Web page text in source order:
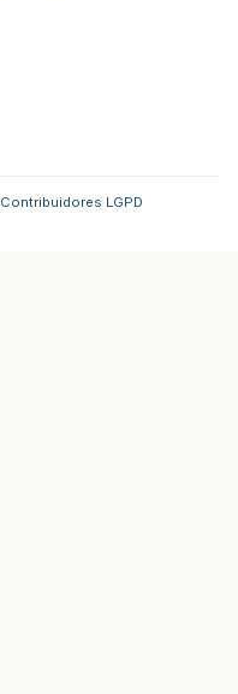
Contribuidores LGPD